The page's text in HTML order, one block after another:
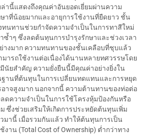
ล่านี้แสดงถึงคุณค่าอันยอดเยี่ยมผ่านความ
าที่น้อยมากและอายุการใช้งานที่ยืดยาว ชั้น
ทนทานช่วยกำจัดความจำเป็นในการทาสีใหม่
ซ้ำๆ ซึ่งลดต้นทุนการบำรุงรักษาและช่วงเวลา
างมาก ความทนทานของชั้นเคลือบที่ชุบแล้ว
ารถใช้งานต่อเนื่องได้นานหลายทศวรรษโดย
มีนัยสำคัญ ความยั่งยืนนี้มีคุณค่าอย่างยิ่งใน
ฐานที่ต้นทุนในการเปลี่ยนทดแทนและการหยุด
อาจสูงมาก นอกจากนี้ ความต้านทานของท่อต่อ
ดความจำเป็นในการใช้โครงหุ้มป้องกันหรือ
ซึ่งช่วยเสริมให้เกิดการประหยัดต้นทุนเพิ่ม
มานี้ เมื่อรวมกันแล้ว ทำให้ต้นทุนการเป็น
งาน (Total Cost of Ownership) ต่ำกว่าทาง